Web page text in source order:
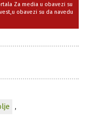
Za media u obavezi su
obavezi su da navedu
,